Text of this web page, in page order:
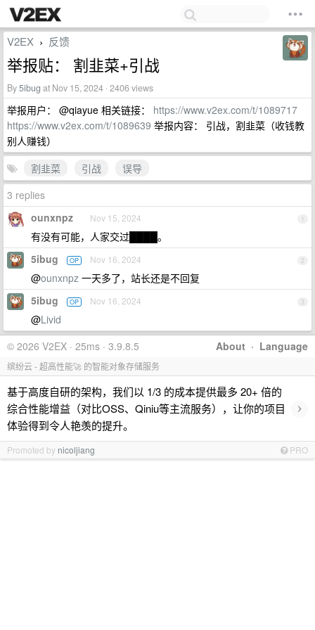
V2EX › 反馈
举报贴： 割韭菜+引战
By5ibug at Nov 15, 2024 · 2406 views
举报用户： @qiayue 相关链接： https://www.v2ex.com/t/1089717
https://www.v2ex.com/t/1089639 举报内容： 引战，割韭菜（收钱教
别人赚钱）
割韭菜
引战
误导
3 replies
1
ounxnpz Nov 15, 2024
有没有可能，人家交过████。
2
5ibug OP Nov 16, 2024
@ounxnpz 一天多了，站长还是不回复
3
5ibug OP Nov 16, 2024
@Livid
About · Language
© 2026 V2EX · 25ms · 3.9.8.5
缤纷云 - 超高性能🚀 的智能对象存储服务
基于高度自研的架构，我们以 1/3 的成本提供最多 20+ 倍的
综合性能增益（对比OSS、Qiniu等主流服务），让你的项目
体验得到令人艳羡的提升。
›
Promoted by nicoljiang PRO